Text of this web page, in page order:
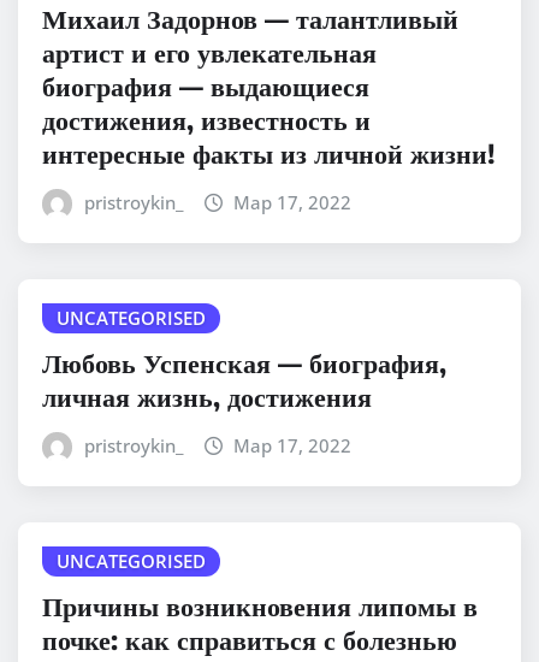
Михаил Задорнов — талантливый
артист и его увлекательная
биография — выдающиеся
достижения, известность и
интересные факты из личной жизни!
pristroykin_ Мар 17, 2022
UNCATEGORISED
Любовь Успенская — биография,
личная жизнь, достижения
pristroykin_ Мар 17, 2022
UNCATEGORISED
Причины возникновения липомы в
почке: как справиться с болезнью